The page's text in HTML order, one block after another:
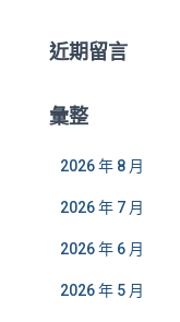
近期留言
彙整
2026 年 8 月
2026 年 7 月
2026 年 6 月
2026 年 5 月